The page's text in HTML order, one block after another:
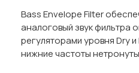
Bass Envelope Filter
аналоговый звук фильтра
регуляторами уровня Dry
нижние частоты